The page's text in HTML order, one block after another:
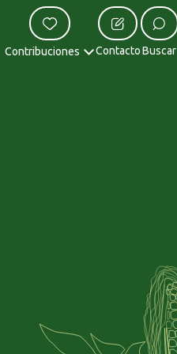
Contribuciones Contacto Buscar